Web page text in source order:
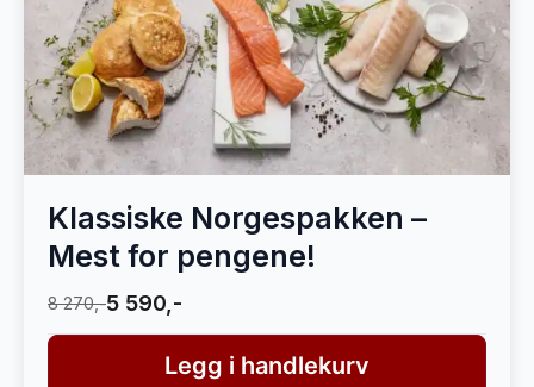
Klassiske Norgespakken –
Mest for pengene!
8 270,-5 590,-
Legg i handlekurv